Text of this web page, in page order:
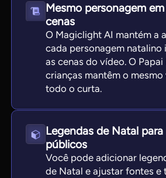
Mesmo personagem
cenas
O Magiclight AI mantém a
cada personagem natalino
as cenas do vídeo. O Papai
crianças mantêm o
todo o curta.
Legendas de Natal
públicos
Você pode adicionar
de Natal e ajustar fontes e